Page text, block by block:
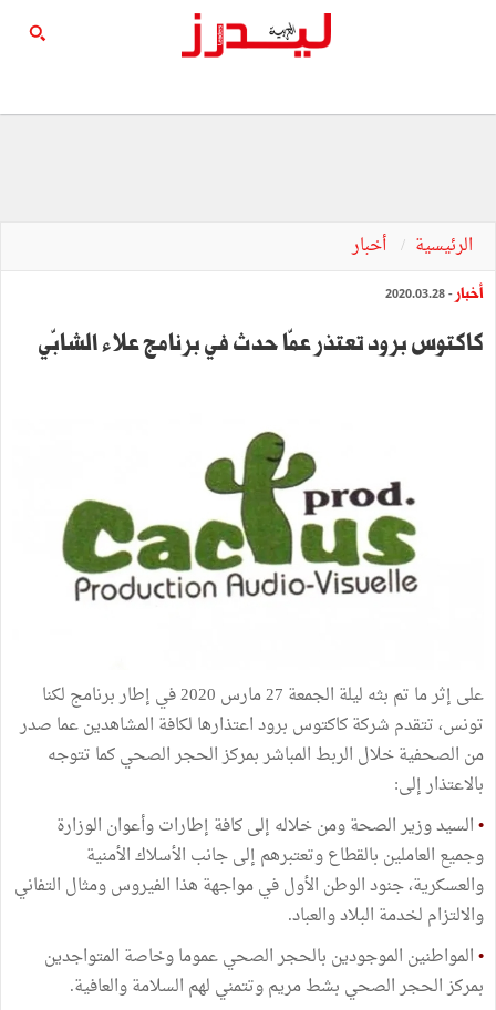
الرئيسية أخبار
أخبار - 2020.03.28
كاكتوس برود تعتذر عمّا حدث في برنامج علاء الشابّي
على إثر ما تم بثه ليلة الجمعة 27 مارس 2020 في إطار برنامج لكنا
تونس، تتقدم شركة كاكتوس برود اعتذارها لكافة المشاهدين عما صدر
من الصحفية خلال الربط المباشر بمركز الحجر الصحي كما تتوجه
بالاعتذار إلى:
•السيد وزير الصحة ومن خلاله إلى كافة إطارات وأعوان الوزارة
وجميع العاملين بالقطاع وتعتبرهم إلى جانب الأسلاك الأمنية
والعسكرية، جنود الوطن الأول في مواجهة هذا الفيروس ومثال التفاني
والالتزام لخدمة البلاد والعباد.
•المواطنين الموجودين بالحجر الصحي عموما وخاصة المتواجدين
بمركز الحجر الصحي بشط مريم وتتمني لهم السلامة والعافية.